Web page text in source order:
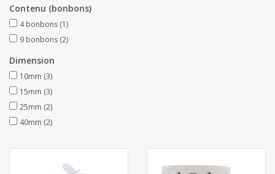
Contenu (bonbons)
4 bonbons (1)
9 bonbons (2)
Dimension
10mm (3)
15mm (3)
25mm (2)
40mm (2)